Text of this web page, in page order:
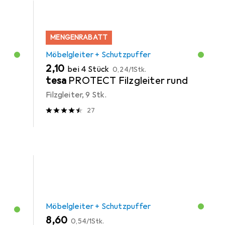
MENGENRABATT
Möbelgleiter + Schutzpuffer
EUR
2,10 bei 4 Stück EUR
0,24/1Stk.
tesa PROTECT Filzgleiter rund
Filzgleiter, 9 Stk.
27
Möbelgleiter + Schutzpuffer
EUR
8,60 EUR
0,54/1Stk.